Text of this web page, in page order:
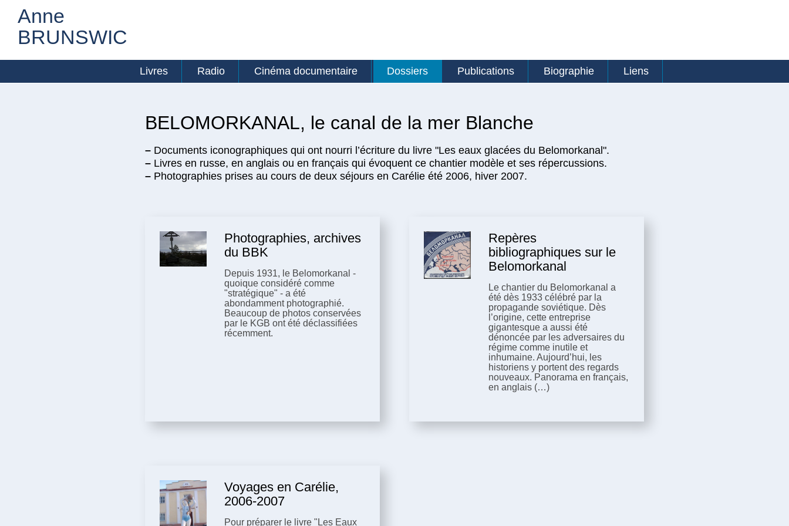
Anne
BRUNSWIC
Livres Radio Cinéma documentaire Dossiers Publications Biographie Liens
BELOMORKANAL, le canal de la mer Blanche
– Documents iconographiques qui ont nourri l’écriture du livre "Les eaux glacées du Belomorkanal".
– Livres en russe, en anglais ou en français qui évoquent ce chantier modèle et ses répercussions.
– Photographies prises au cours de deux séjours en Carélie été 2006, hiver 2007.
Photographies, archives
du BBK
Depuis 1931, le Belomorkanal -
quoique considéré comme
"stratégique" - a été
abondamment photographié.
Beaucoup de photos conservées
par le KGB ont été déclassifiées
récemment.
Repères
bibliographiques sur le
Belomorkanal
Le chantier du Belomorkanal a
été dès 1933 célébré par la
propagande soviétique. Dès
l’origine, cette entreprise
gigantesque a aussi été
dénoncée par les adversaires du
régime comme inutile et
inhumaine. Aujourd’hui, les
historiens y portent des regards
nouveaux. Panorama en français,
en anglais (…)
Voyages en Carélie,
2006-2007
Pour préparer le livre "Les Eaux